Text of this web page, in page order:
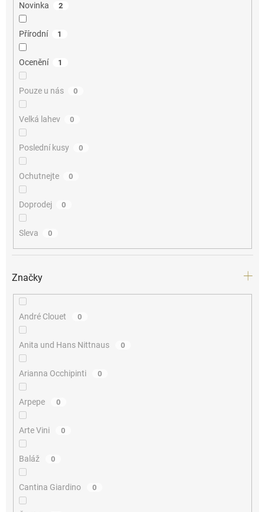
Novinka 2
Přírodní 1
Ocenění 1
Pouze u nás 0
Velká lahev 0
Poslední kusy 0
Ochutnejte 0
Doprodej 0
Sleva 0
Značky
André Clouet 0
Anita und Hans Nittnaus 0
Arianna Occhipinti 0
Arpepe 0
Arte Vini 0
Baláž 0
Cantina Giardino 0